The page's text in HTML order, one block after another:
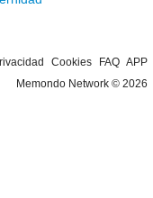
Cookies FAQ APP
Memondo Network © 2026